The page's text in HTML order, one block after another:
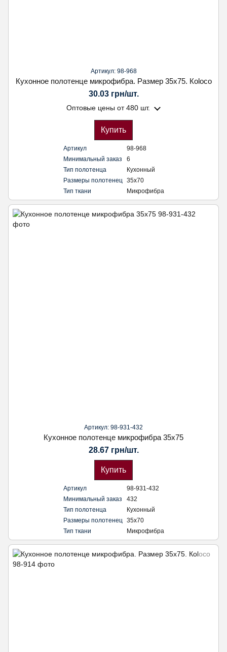
Артикул: 98-968
Кухонное полотенце микрофибра. Размер 35х75. Кoloco
30.03 грн/шт.
Оптовые цены от 480 шт.
Купить
Артикул
98-968
Минимальный заказ
6
Тип полотенца
Кухонный
Размеры полотенец
35х70
Тип ткани
Микрофибра
Артикул: 98-931-432
Кухонное полотенце микрофибра 35х75
28.67 грн/шт.
Купить
Артикул
98-931-432
Минимальный заказ
432
Тип полотенца
Кухонный
Размеры полотенец
35х70
Тип ткани
Микрофибра